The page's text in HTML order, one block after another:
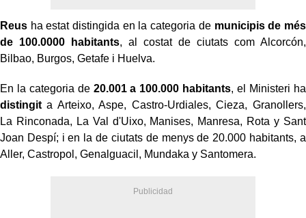
Reus ha estat distingida en la categoria demunicipis de més
de 100.0000 habitants, al costat de ciutats com Alcorcón,
Bilbao, Burgos, Getafe i Huelva.
En la categoria de 20.001 a 100.000 habitants, el Ministeri ha
distingit a Arteixo, Aspe, Castro-Urdiales, Cieza, Granollers,
La Rinconada, La Val d'Uixo, Manises, Manresa, Rota y Sant
Joan Despí; i en la de ciutats de menys de 20.000 habitants, a
Aller, Castropol, Genalguacil, Mundaka y Santomera.